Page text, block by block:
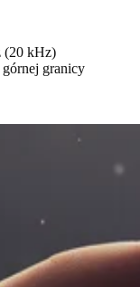
(20 kHz)
granicy